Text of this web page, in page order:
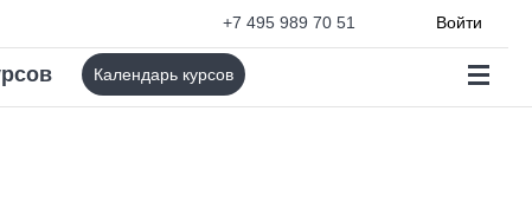
+7 495 989 70 51 Войти
Календарь курсов